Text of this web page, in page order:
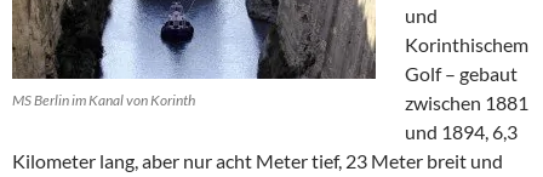
MS Berlin im Kanal von Korinth
und
Korinthischem
Golf – gebaut
zwischen 1881
und 1894, 6,3
Kilometer lang, aber nur acht Meter tief, 23 Meter breit und